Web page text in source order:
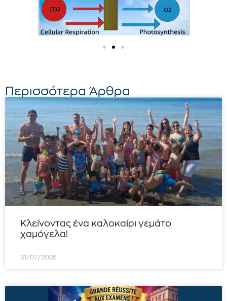
Περισσότερα Άρθρα
Κλείνοντας ένα καλοκαίρι γεμάτο
χαμόγελα!
31/07/2026